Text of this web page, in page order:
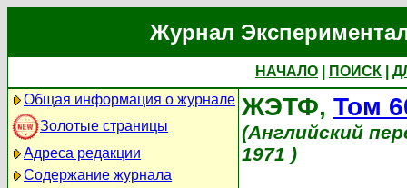
Журнал
НАЧАЛО ПОИСК
Общая информация о журнале
Золотые страницы
Адреса редакции
Содержание журнала
ЖЭТФ, Том
(Английский
1971 )